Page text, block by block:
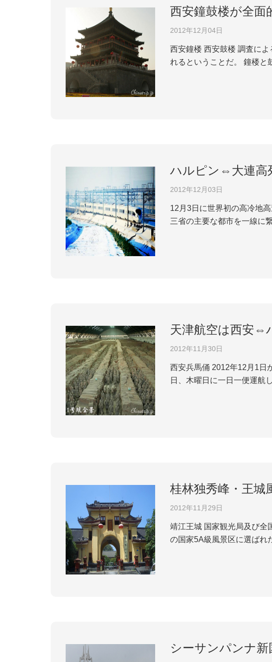
西安鐘鼓楼が全面
2012年12月04日
西安鐘楼 西安鼓楼 調査によると、近頃、600余年の歴史を持つ西安鐘鼓楼が全面的に修復されている。来年2月に再開さ
れるということだ。 鐘楼と
ハルピン⇔大連高
2012年12月03日
12月3日に世界初の高冷地
三省の主要な都市を一線に
天津航空は西安⇔
2012年11月30日
西安兵馬俑 2012年12月1日から天津航空は西安ハミウルムチ線を開通する。調査によると、E190機材で月曜日、土曜
桂林独秀峰・王城
2012年11月29日
靖江王城 国家観光局及び全国観光風景区品質レベル評定委員会の審査を通じて、桂林独秀峰?王城風景区がトップクラス
の国家5A級風景区に選ばれ
シーサンパンナ